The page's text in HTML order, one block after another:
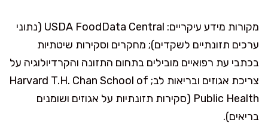
מקורות מידע עיקריים: USDA FoodData Central (נתוני
ערכים תזונתיים לשקדים); מחקרים וסקירות שיטתיות
בכתבי עת רפואיים מובילים בתחום התזונה והקרדיולוגיה על
צריכת אגוזים ובריאות לב; Harvard T.H. Chan School of
Public Health (סקירות תזונתיות על אגוזים ושומנים
בריאים).